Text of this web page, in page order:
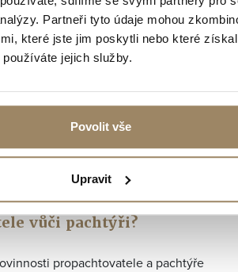
Partneři tyto údaje mohou
které jste jim poskytli nebo které
jejich služby.
Povolit vše
Upravit
je pachtovní vztah primárně
zákoníkem (zákon č. 89/2012
pacht jako jeden z druhů
pro uzavírání, změnu a ukončení
práva a povinnosti pachtodárců a
práva a povinnosti
vůči pachtýři?
propachtovatele a pachtýře